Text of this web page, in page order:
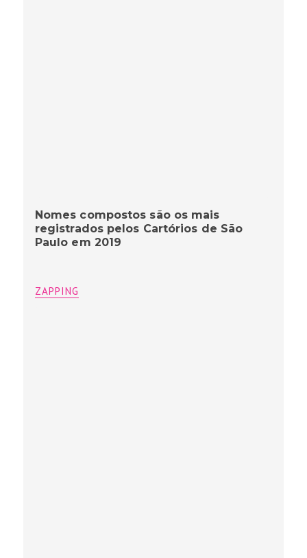
Nomes compostos são os mais
registrados pelos Cartórios de São
Paulo em 2019
ZAPPING